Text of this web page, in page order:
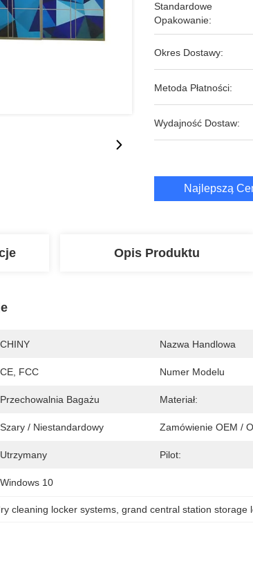
Standardowe
Opakowanie:
Okres Dostawy:
Metoda Płatności:
Wydajność Dostaw:
Najlepszą
Opis Produktu
CHINY Nazwa Handlowa
CE, FCC Numer Modelu
Przechowalnia Bagażu Materiał:
Szary / Niestandardowy Zamówienie OEM /
Utrzymany Pilot:
Windows 10
cleaning locker systems , grand central station storage